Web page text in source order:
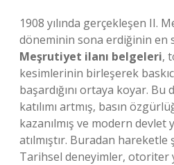
1908 yılında gerçekleşen II.
döneminin sona erdiğinin en
Meşrutiyet ilanı belgeleri,
kesimlerinin birleşerek
başardığını ortaya koyar. Bu
katılımı artmış, basın
kazanılmış ve modern devlet
atılmıştır. Buradan
Tarihsel deneyimler, otoriter